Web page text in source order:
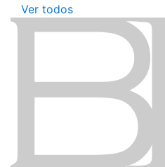
Ver todos